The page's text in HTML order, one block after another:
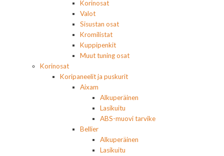
Korinosat
Valot
Sisustan osat
Kromilistat
Kuppipenkit
Muut tuning osat
Korinosat
Koripaneelit ja puskurit
Aixam
Alkuperäinen
Lasikuitu
ABS-muovi tarvike
Bellier
Alkuperäinen
Lasikuitu